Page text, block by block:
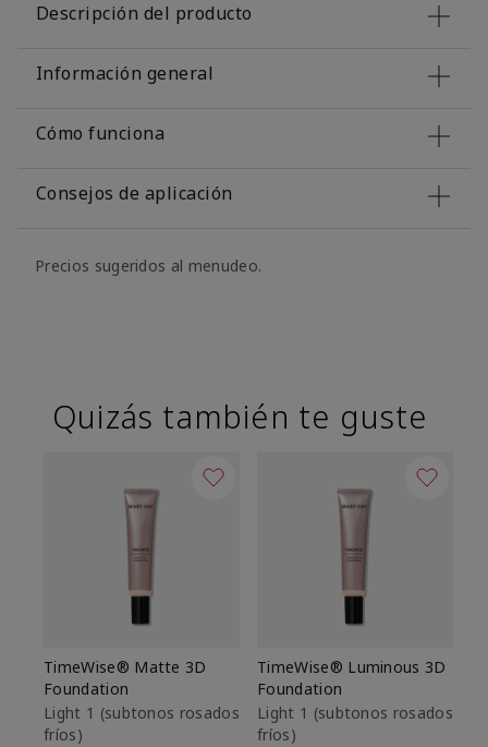
Descripción del producto
Información general
Cómo funciona
Consejos de aplicación
Precios sugeridos al menudeo.
Quizás también te guste
TimeWise® Matte 3D
Foundation
Light 1​ (subtonos rosados
fríos)
TimeWise® Luminous 3D
Foundation
Light 1​ (subtonos rosados
fríos)